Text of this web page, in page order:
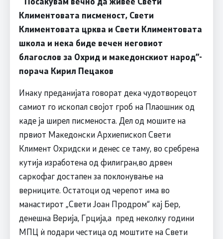
Климентовата писменост, Свети
Климентовата црква и Свети Климентовата
школа и нека биде вечен неговиот
благослов за Охрид и македонскиот народ”-
порача Кирил Пецаков
Инаку преданијата говорат дека чудотворецот
самиот го ископал својот гроб на Плаошник од
каде ја ширел писменоста. Дел од мошите на
првиот Македонски Архиепископ Свети
Климент Охридски и денес се таму, во сребрена
кутија изработена од филигран,во дрвен
саркофаг достапен за поклонување на
верниците. Остатоци од черепот има во
манастирот „Свети Јоан Продром“ кај Бер,
денешна Верија, Грција,а пред неколку години
МПЦ ѝ подари честица од моштите на Свети